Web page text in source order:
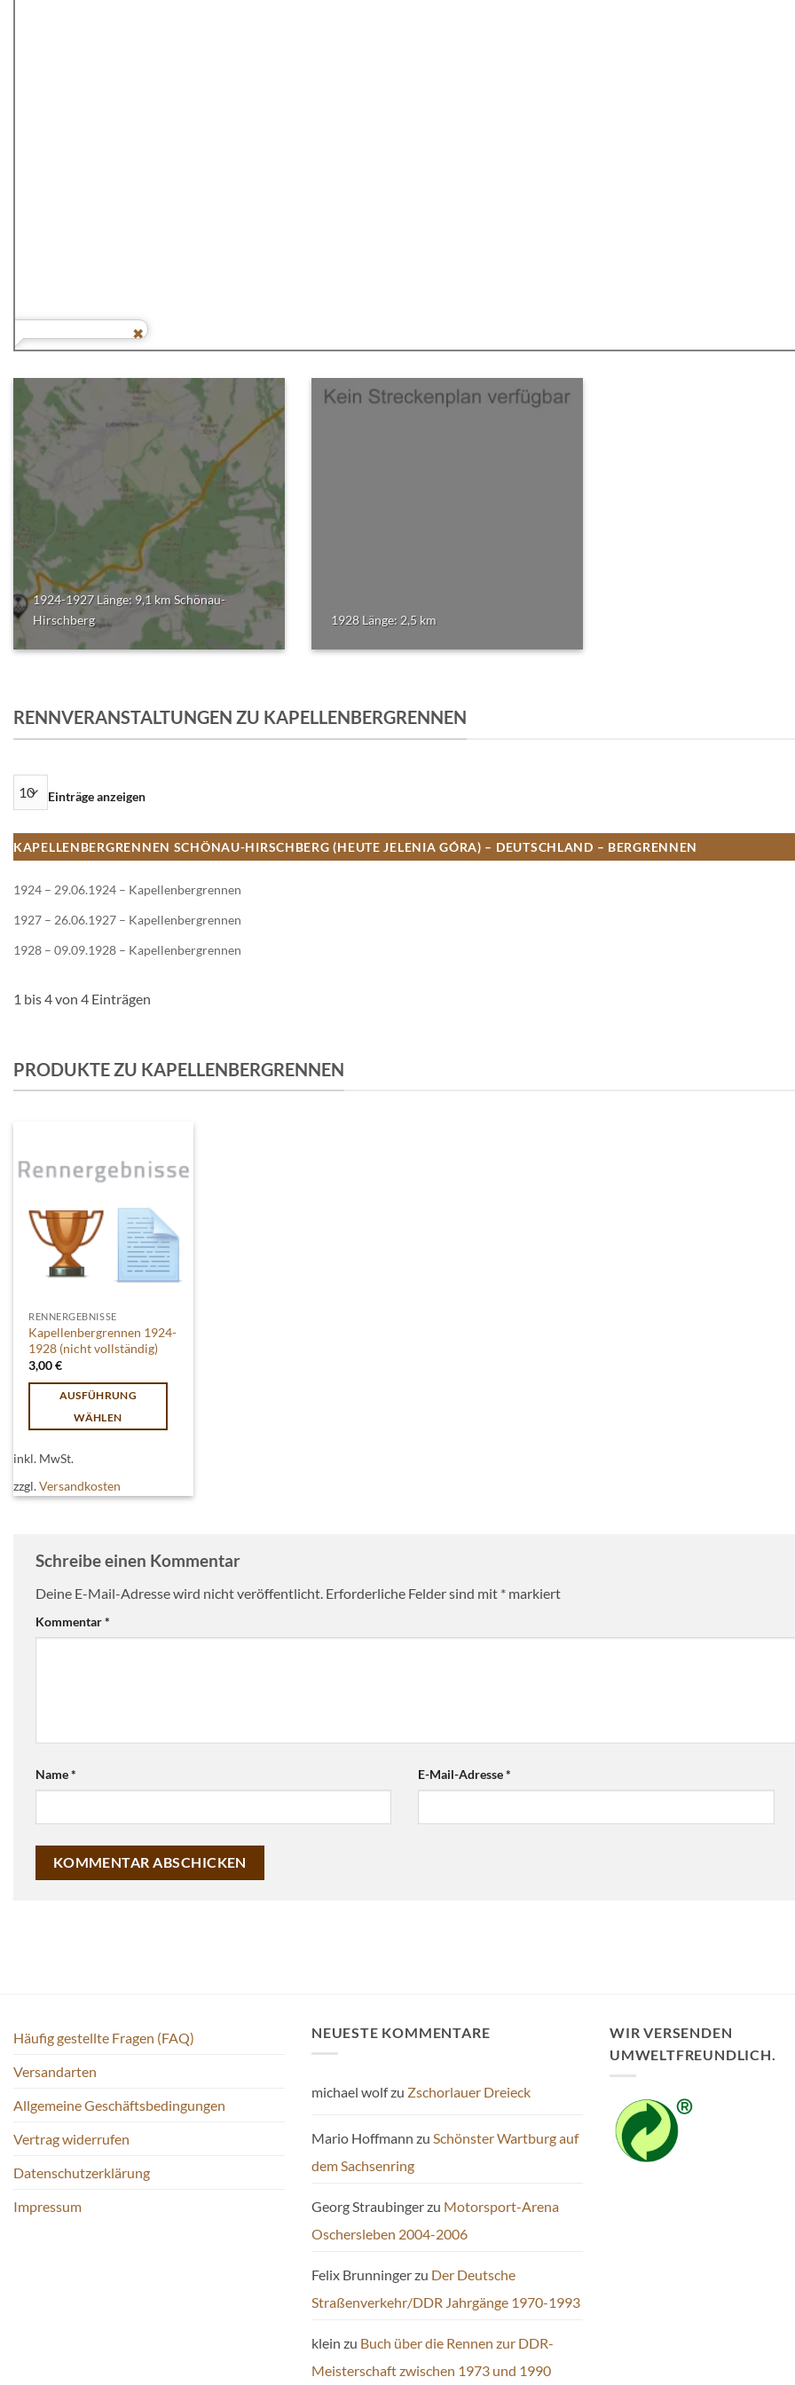
1924-1927 Länge: 9,1 km Schönau-
Hirschberg
1928 Länge: 2,5 km
RENNVERANSTALTUNGEN ZU KAPELLENBERGRENNEN
Einträge anzeigen
KAPELLENBERGRENNEN SCHÖNAU-HIRSCHBERG (HEUTE JELENIA GÓRA) – DEUTSCHLAND – BERGRENNEN
1924 – 29.06.1924 – Kapellenbergrennen
1927 – 26.06.1927 – Kapellenbergrennen
1928 – 09.09.1928 – Kapellenbergrennen
1 bis 4 von 4 Einträgen
PRODUKTE ZU KAPELLENBERGRENNEN
RENNERGEBNISSE
Kapellenbergrennen 1924-
1928 (nicht vollständig)
3,00€
AUSFÜHRUNG
WÄHLEN
Produkt
weist
mehrere
Die
können
auf
inkl. MwSt.
zzgl.Versandkosten
Schreibe einen Kommentar
Deine E-Mail-Adresse wird nicht veröffentlicht. Erforderliche Felder sind mit * markiert
Kommentar*
Name* E-Mail-Adresse*
Häufig gestellte Fragen (FAQ)
Versandarten
Allgemeine Geschäftsbedingungen
Vertrag widerrufen
Datenschutzerklärung
Impressum
NEUESTE KOMMENTARE
michael wolfzu Zschorlauer Dreieck
Mario Hoffmann zu Schönster Wartburg auf
dem Sachsenring
Georg Straubingerzu Motorsport-Arena
Oschersleben 2004-2006
Felix Brunningerzu Der Deutsche
Straßenverkehr/DDR Jahrgänge 1970-1993
klein zu Buch über die Rennen zur DDR-
Meisterschaft zwischen 1973 und 1990
WIR VERSENDEN
UMWELTFREUNDLICH.